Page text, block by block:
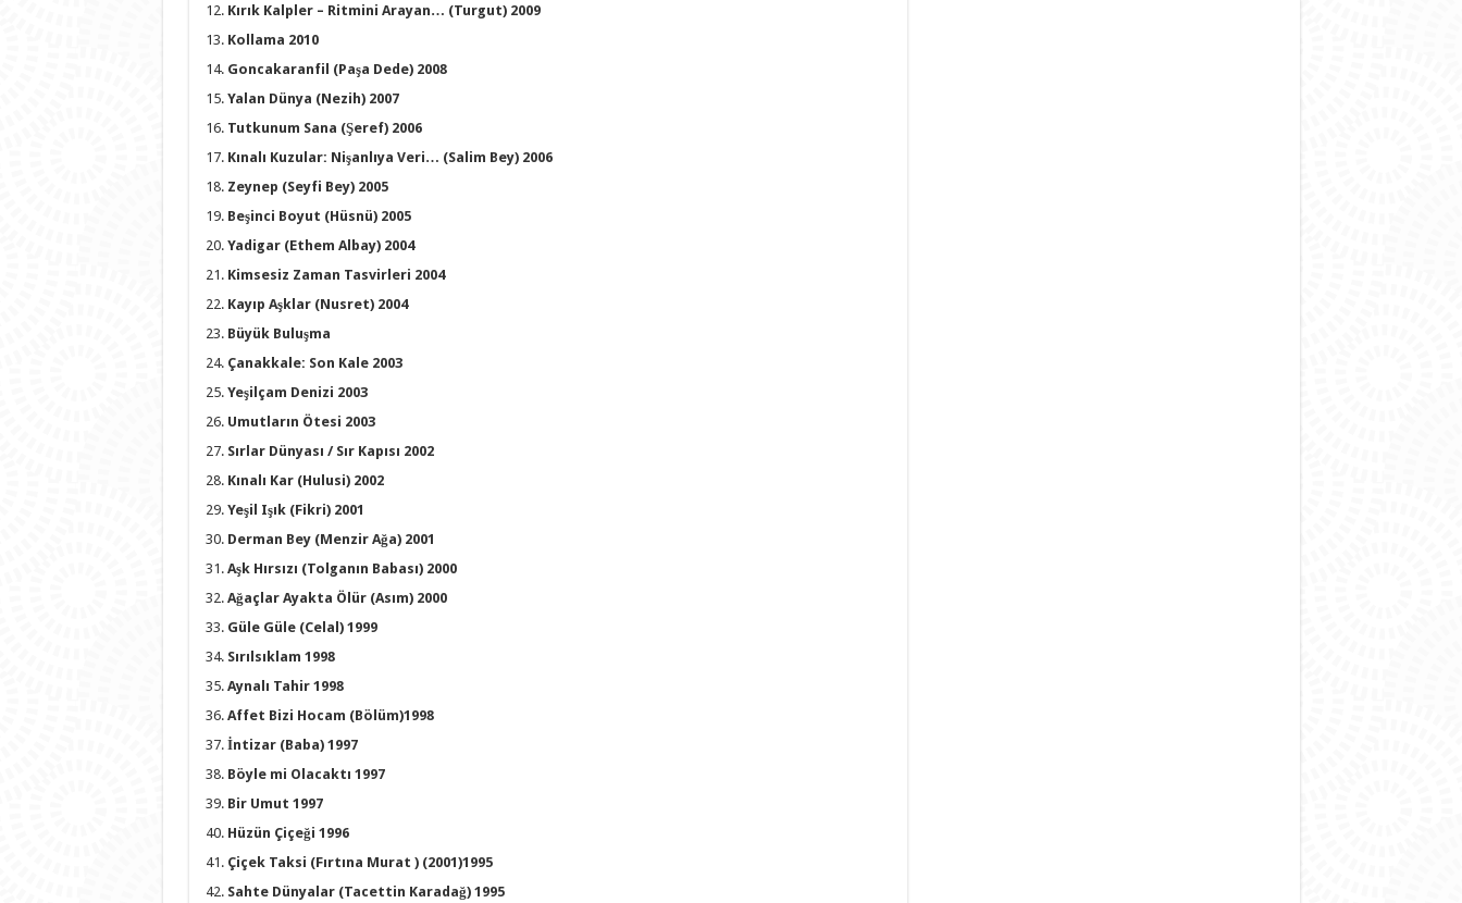
Kırık Kalpler – Ritmini Arayan… (Turgut) 2009
Kollama 2010
Goncakaranfil (Paşa Dede) 2008
Yalan Dünya (Nezih) 2007
Tutkunum Sana (Şeref) 2006
Kınalı Kuzular: Nişanlıya Veri… (Salim Bey) 2006
Zeynep (Seyfi Bey) 2005
Beşinci Boyut (Hüsnü) 2005
Yadigar (Ethem Albay) 2004
Kimsesiz Zaman Tasvirleri 2004
Kayıp Aşklar (Nusret) 2004
Büyük Buluşma
Çanakkale: Son Kale 2003
Yeşilçam Denizi 2003
Umutların Ötesi 2003
Sırlar Dünyası / Sır Kapısı 2002
Kınalı Kar (Hulusi) 2002
Yeşil Işık (Fikri) 2001
Derman Bey (Menzir Ağa) 2001
Aşk Hırsızı (Tolganın Babası) 2000
Ağaçlar Ayakta Ölür (Asım) 2000
Güle Güle (Celal) 1999
Sırılsıklam 1998
Aynalı Tahir 1998
Affet Bizi Hocam (Bölüm)1998
İntizar (Baba) 1997
Böyle mi Olacaktı 1997
Bir Umut 1997
Hüzün Çiçeği 1996
Çiçek Taksi (Fırtına Murat ) (2001)1995
Sahte Dünyalar (Tacettin Karadağ) 1995